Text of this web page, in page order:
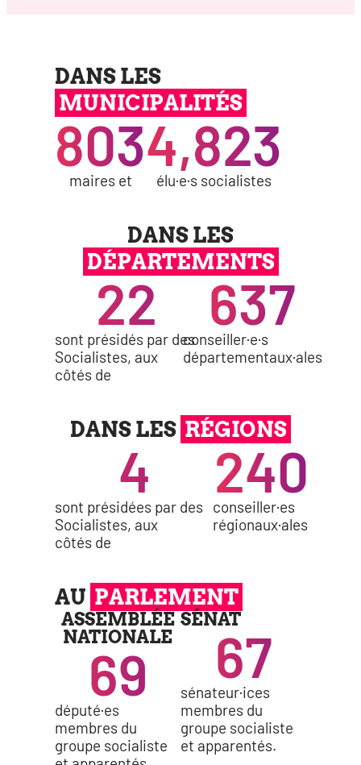
DANS LES
MUNICIPALITÉS
maires et
803
élu·e·s socia­listes
4,823
DANS LES
DÉPARTEMENTS
sont pré­si­dés par des
Socialistes, aux
côtés de
22
conseiller·e·s
départementaux·ales
637
DANS LES RÉGIONS
sont pré­si­dées par des
Socialistes, aux
côtés de
4
conseiller·es
régionaux·ales
240
AU PARLEMENT
ASSEMBLÉE
NATIONALE
député·es
membres du
groupe socia­liste
69
SÉNAT
sénateur·ices
membres du
groupe socia­liste
et apparentés.
67